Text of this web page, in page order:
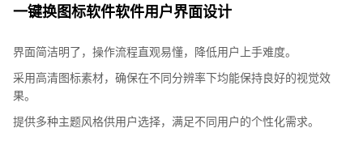
一键换图标软件软件用户界面设计
界面简洁明了，操作流程直观易懂，降低用户上手难度。
采用高清图标素材，确保在不同分辨率下均能保持良好的视觉效
果。
提供多种主题风格供用户选择，满足不同用户的个性化需求。